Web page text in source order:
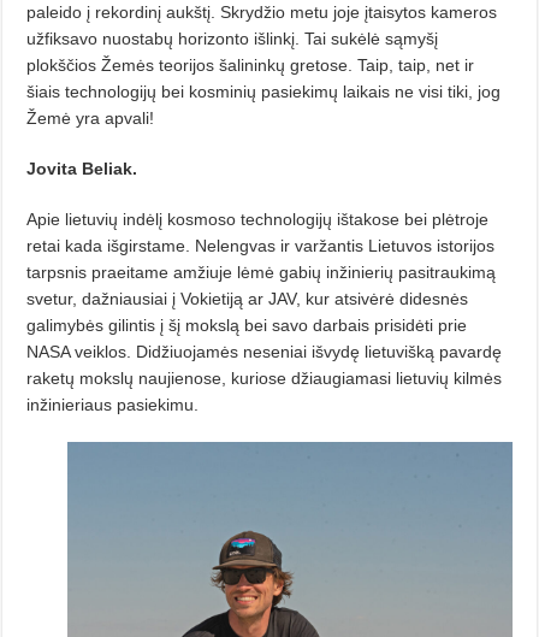
paleido į rekordinį aukštį. Skrydžio metu joje įtaisytos kameros
užfiksavo nuostabų horizonto išlinkį. Tai sukėlė sąmyšį
plokščios Žemės teorijos šalininkų gretose. Taip, taip, net ir
šiais technologijų bei kosminių pasiekimų laikais ne visi tiki, jog
Žemė yra apvali!
Jovita Beliak.
Apie lietuvių indėlį kosmoso tech­nologijų ištakose bei plėtroje
re­tai kada išgirstame. Nelengvas ir var­žantis Lietuvos istorijos
tarpsnis pra­eitame amžiuje lėmė gabių inžinierių pasitraukimą
svetur, dažniausiai į Vo­kietiją ar JAV, kur atsivėrė dides­nės
galimybės gilintis į šį mokslą bei savo darbais prisidėti prie
NASA veiklos. Didžiuojamės neseniai išvydę lietuvišką pavardę
raketų mokslų naujienose, kuriose džiaugiamasi lie­tuvių kilmės
inžinieriaus pasiekimu.